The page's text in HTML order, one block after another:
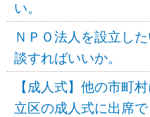
い。
ＮＰＯ法人を設立し
談すればいいか。
【成人式】他の市町
立区の成人式に出席